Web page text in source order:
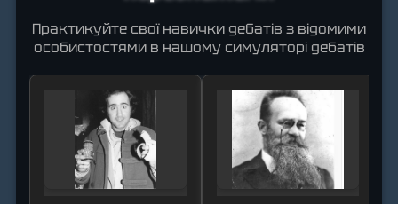
Практикуйте свої навички дебатів з відомими
особистостями в нашому симуляторі дебатів